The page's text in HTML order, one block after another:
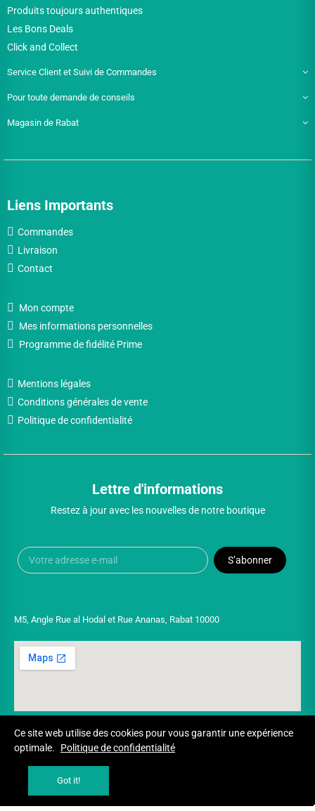
Produits toujours authentiques
Les Bons Deals
Click and Collect
Service Client et Suivi de Commandes
Pour toute demande de conseils
Magasin de Rabat
Liens Importants
Commandes
Livraison
Contact
Mon compte
Mes informations personnelles
Programme de fidélité Prime
Mentions légales
Conditions générales de vente
Politique de confidentialité
Lettre d'informations
Restez à jour avec les nouvelles de notre boutique
S’abonner
M5, Angle Rue al Hodal et Rue Ananas, Rabat 10000
Ce site web utilise des cookies pour vous garantir une expérience
optimale.
Politique de confidentialité
Got it!